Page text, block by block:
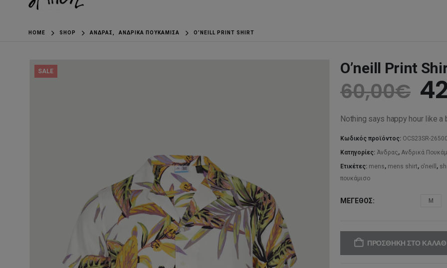
HOME SHOP ΆΝΔΡΑΣ ΑΝΔΡΙΚΆ ΠΟΥΚΆΜΙΣΑ O’NEILL PRINT SHIRT
SALE O’neill Print
60,00€
Nothing says happy hour like
Κωδικός προϊόντος: OCS23SR-
Κατηγορίες: Άνδρας, Ανδρικά
Ετικέτες: mens, mens shirt, o'neill ,
πουκάμισο
ΜΈΓΕΘΟΣ M
ΠΡΟΣΘΉΚΗ ΣΤΟ